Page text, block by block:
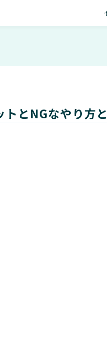
とNGなやり方